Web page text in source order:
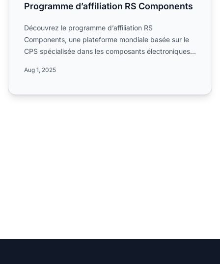
Programme d’affiliation RS Components
Découvrez le programme d’affiliation RS
Components, une plateforme mondiale basée sur le
CPS spécialisée dans les composants électroniques,
Aug 1, 2025